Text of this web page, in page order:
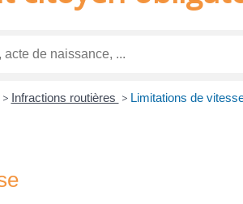
> Infractions routières > Limitations de